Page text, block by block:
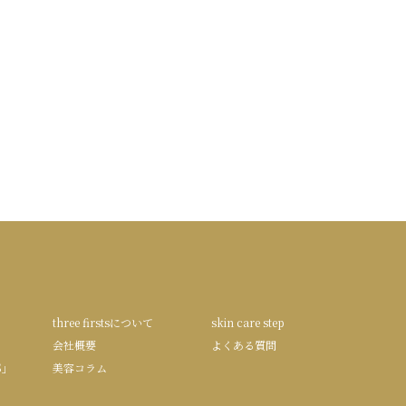
three firstsについて
skin care step
会社概要
よくある質問
美容コラム